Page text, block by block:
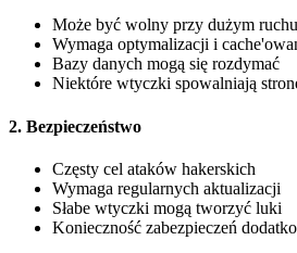
Może być wolny przy dużym ruchu
Wymaga optymalizacji i
Bazy danych mogą się rozdymać
Niektóre wtyczki spowalniają
2. Bezpieczeństwo
Częsty cel ataków hakerskich
Wymaga regularnych aktualizacji
Słabe wtyczki mogą tworzyć luki
Konieczność zabezpieczeń